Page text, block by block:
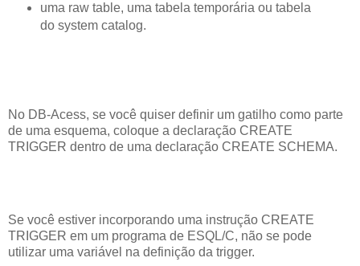
uma raw table, uma tabela temporária ou tabela
do system catalog.
No DB-Acess, se você quiser definir um gatilho como parte
de uma esquema, coloque a declaração CREATE
TRIGGER dentro de uma declaração CREATE SCHEMA.
Se você estiver incorporando uma instrução CREATE
TRIGGER em um programa de ESQL/C, não se pode
utilizar uma variável na definição da trigger.